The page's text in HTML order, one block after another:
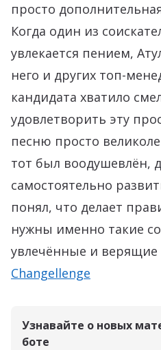
просто
Когда один из
увлекается пением,
него и других топ-
кандидата хватило
удовлетворить эту
песню просто
тот был воодушевлён,
самостоятельно
понял, что делает
нужны именно такие
увлечённые и верящие
Changellenge
Узнавайте о новых
боте